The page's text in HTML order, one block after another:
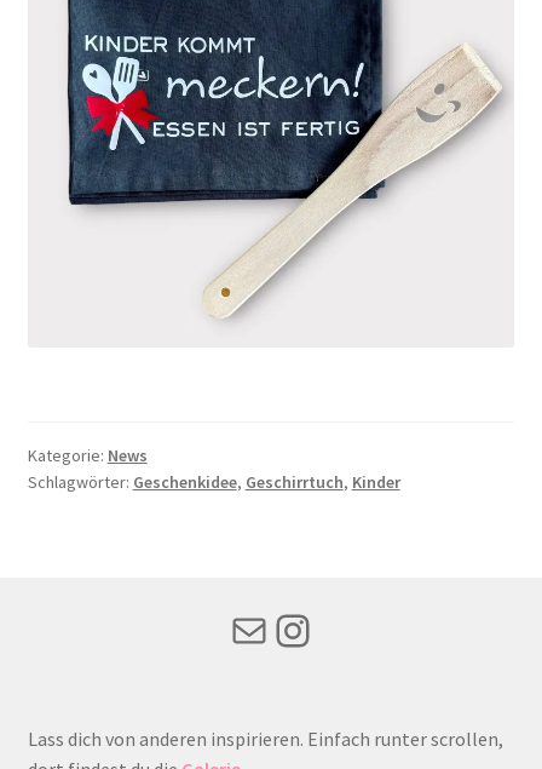
Kategorie: News
Schlagwörter: Geschenkidee, Geschirrtuch, Kinder
MailInstagram
Lass dich von anderen inspirieren. Einfach runter scrollen,